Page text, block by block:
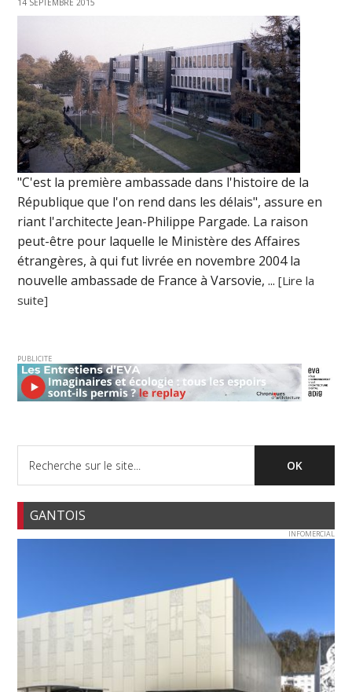
"C'est la première ambassade dans l'histoire de la
République que l'on rend dans les délais", assure en
riant l'architecte Jean-Philippe Pargade. La raison
peut-être pour laquelle le Ministère des Affaires
étrangères, à qui fut livrée en novembre 2004 la
nouvelle ambassade de France à Varsovie, ...[Lire la
suite]
PUBLICITE
GANTOIS
INFOMERCIAL